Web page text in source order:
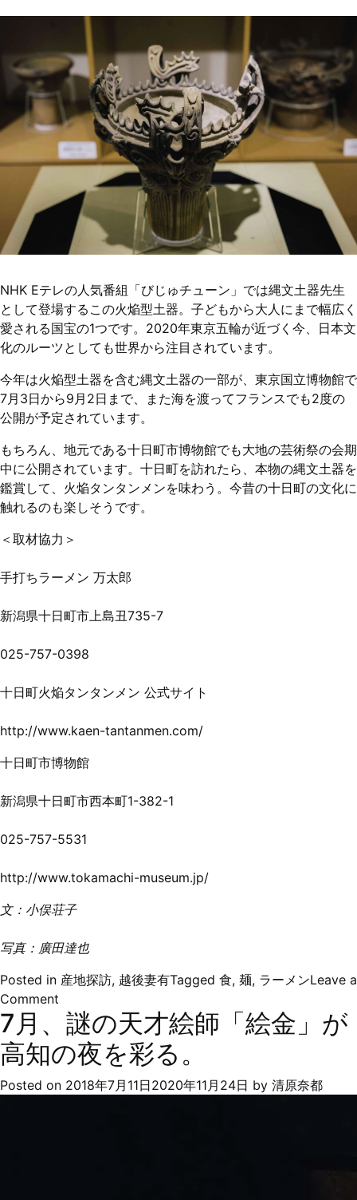
NHK Eテレの人気番組「びじゅチューン」では縄文土器先生
として登場するこの火焔型土器。子どもから大人にまで幅広く
愛される国宝の1つです。2020年東京五輪が近づく今、日本文
化のルーツとしても世界から注目されています。
今年は火焔型土器を含む縄文土器の一部が、東京国立博物館で
7月3日から9月2日まで、また海を渡ってフランスでも2度の
公開が予定されています。
もちろん、地元である十日町市博物館でも大地の芸術祭の会期
中に公開されています。十日町を訪れたら、本物の縄文土器を
鑑賞して、火焔タンタンメンを味わう。今昔の十日町の文化に
触れるのも楽しそうです。
＜取材協力＞
手打ちラーメン 万太郎
新潟県十日町市上島丑735-7
025-757-0398
十日町火焔タンタンメン 公式サイト
http://www.kaen-tantanmen.com/
十日町市博物館
新潟県十日町市西本町1-382-1
025-757-5531
http://www.tokamachi-museum.jp/
文：小俣荘子
写真：廣田達也
Posted in 産地探訪, 越後妻有Tagged 食, 麺, ラーメンLeave a
Comment
新
潟
の
文
7月、謎の天才絵師「絵金」が
高知の夜を彩る。
Posted on 2018年7月11日2020年11月24日 by 清原奈都